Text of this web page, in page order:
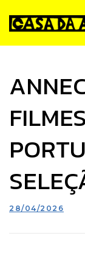
content
Estúdios
28/04/2026